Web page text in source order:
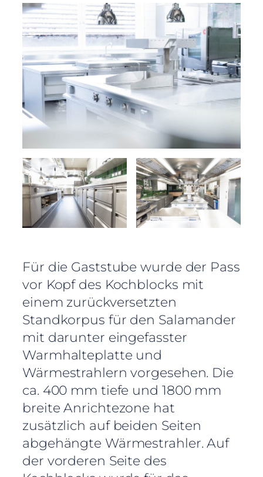
Für die Gaststube wurde der Pass
vor Kopf des Kochblocks mit
einem zurückversetzten
Standkorpus für den Salamander
mit darunter eingefasster
Warmhalteplatte und
Wärmestrahlern vorgesehen. Die
ca. 400 mm tiefe und 1800 mm
breite Anrichtezone hat
zusätzlich auf beiden Seiten
abgehängte Wärmestrahler. Auf
der vorderen Seite des